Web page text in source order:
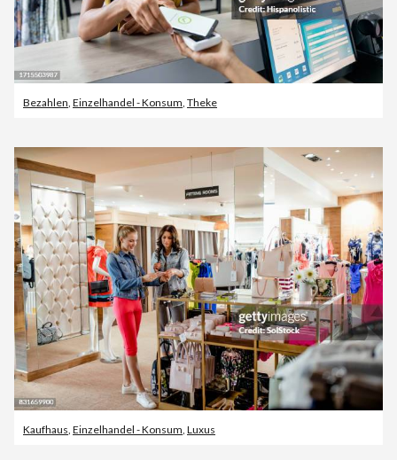
Bezahlen Einzelhandel - Konsum Theke
Kaufhaus Einzelhandel - Konsum Luxus